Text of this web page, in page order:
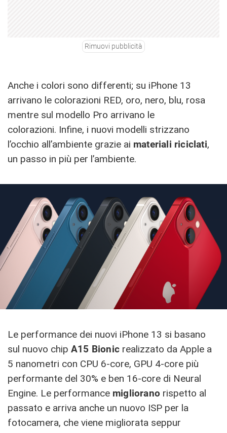
Rimuovi pubblicità
Anche i colori sono differenti; su iPhone 13
arrivano le colorazioni RED, oro, nero, blu, rosa
mentre sul modello Pro arrivano le
colorazioni. Infine, i nuovi modelli strizzano
l’occhio all’ambiente grazie ai materiali riciclati,
un passo in più per l’ambiente.
Le performance dei nuovi iPhone 13 si basano
sul nuovo chip A15 Bionic realizzato da Apple a
5 nanometri con CPU 6-core, GPU 4-core più
performante del 30% e ben 16-core di Neural
Engine. Le performance migliorano rispetto al
passato e arriva anche un nuovo ISP per la
fotocamera, che viene migliorata seppur